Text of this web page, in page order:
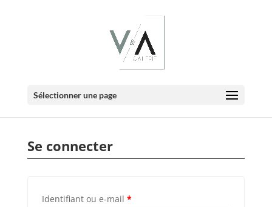
Sélectionner une page
E-BOUTIQUE
Mon compte
Se connecter
Identifiant ou e-mail *